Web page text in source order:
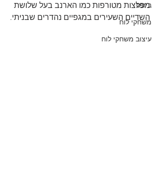
ביזנס
משחקי לוח
עיצוב משחקי לוח
מפלצות מטורפות כמו הארנב בעל שלושת
השדיים השעירים במגפיים נהדרים שבניתי.